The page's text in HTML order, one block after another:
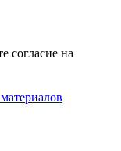
согласие на